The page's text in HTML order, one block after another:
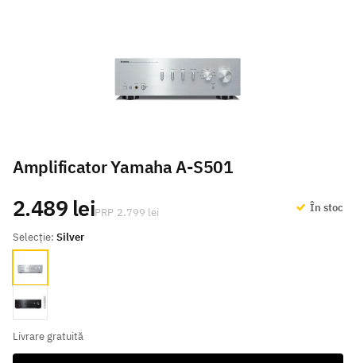
Amplificator Yamaha A-S501
În stoc
Selecție: Silver
Silver
Black
Livrare gratuită
2.489 lei 2.799 lei